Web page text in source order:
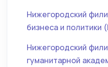
Нижегородский
бизнеса и политики
Нижегородский
гуманитарной